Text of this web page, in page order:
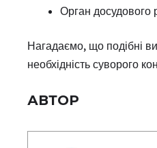
Орган досудового
Нагадаємо, що подібні
необхідність суворого
АВТОР